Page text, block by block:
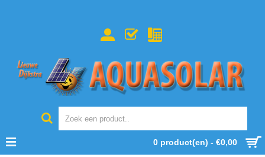
0 product(en) - €0,00